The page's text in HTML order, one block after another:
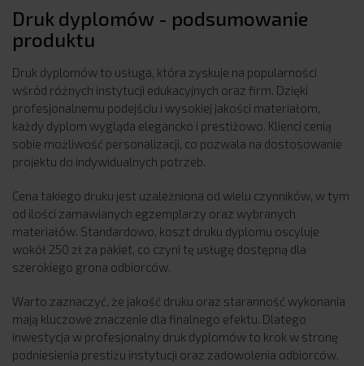
Druk dyplomów - podsumowanie
produktu
Druk dyplomów to usługa, która zyskuje na popularności
wśród różnych instytucji edukacyjnych oraz firm. Dzięki
profesjonalnemu podejściu i wysokiej jakości materiałom,
każdy dyplom wygląda elegancko i prestiżowo. Klienci cenią
sobie możliwość personalizacji, co pozwala na dostosowanie
projektu do indywidualnych potrzeb.
Cena takiego druku jest uzależniona od wielu czynników, w tym
od ilości zamawianych egzemplarzy oraz wybranych
materiałów. Standardowo, koszt druku dyplomu oscyluje
wokół 250 zł za pakiet, co czyni tę usługę dostępną dla
szerokiego grona odbiorców.
Warto zaznaczyć, że jakość druku oraz staranność wykonania
mają kluczowe znaczenie dla finalnego efektu. Dlatego
inwestycja w profesjonalny druk dyplomów to krok w stronę
podniesienia prestiżu instytucji oraz zadowolenia odbiorców.